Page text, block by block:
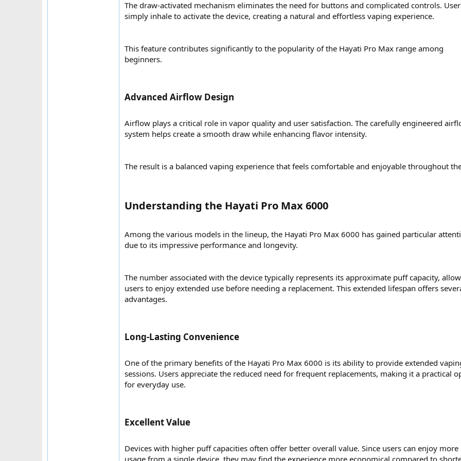
The draw-activated mechanism eliminates the need for buttons and complicated controls.
simply inhale to activate the device, creating a natural and effortless vaping experience.
This feature contributes significantly to the popularity of the Hayati Pro Max range among
beginners.
Advanced Airflow Design​
Airflow plays a critical role in vapor quality and user satisfaction. The carefully engineered
system helps create a smooth draw while enhancing flavor intensity.
The result is a balanced vaping experience that feels comfortable and enjoyable throughout
Understanding the Hayati Pro Max 6000​
Among the various models in the lineup, the Hayati Pro Max 6000 has gained particular
due to its impressive performance and longevity.
The number associated with the device typically represents its approximate puff capacity,
users to enjoy extended use before needing a replacement. This extended lifespan offers
advantages.
Long-Lasting Convenience​
One of the primary benefits of the Hayati Pro Max 6000 is its ability to provide extended
sessions. Users appreciate the reduced need for frequent replacements, making it a practical
for everyday use.
Excellent Value​
Devices with higher puff capacities often offer better overall value. Since users can enjoy more
usage from a single device, they may find the experience more economical compared to